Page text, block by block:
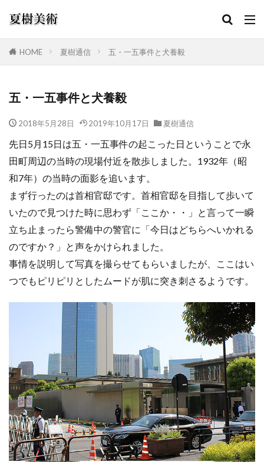
HOME 夏樹通信 五・一五事件と犬養毅
五・一五事件と犬養毅
2018年5月28日 2019年10月17日 夏樹通信
先日5月15日は五・一五事件の起こった日ということで永
田町周辺の当時の現場付近を散歩しました。1932年（昭
和7年）の当時の面影を追います。
まず行ったのは首相官邸です。首相官邸を目指して歩いて
いたので見つけた時に思わず「ここか・・」と言って一瞬
立ち止まったら警備中の警官に「今日はどちらへいかれる
のですか？」と声をかけられました。
事情を説明して写真を撮らせてもらいましたが、ここはい
つでもピリピリとしたムードが肌に突き刺さるようです。
カテゴリー
検索